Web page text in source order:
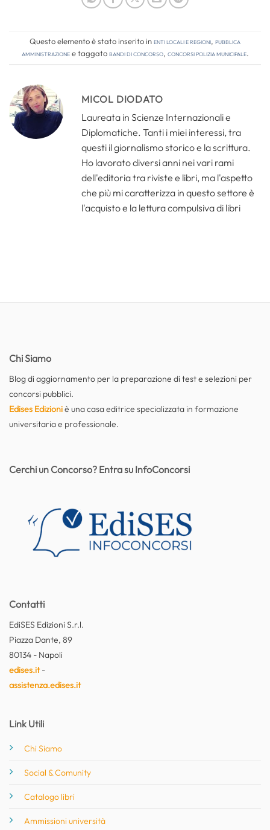
Questo elemento è stato inserito inEnti locali e regioni, Pubblica
amministrazionee taggatobandi di concorso, concorsi polizia municipale.
MICOL DIODATO
Laureata in Scienze Internazionali e
Diplomatiche. Tanti i miei interessi, tra
questi il giornalismo storico e la scrittura.
Ho lavorato diversi anni nei vari rami
dell'editoria tra riviste e libri, ma l'aspetto
che più mi caratterizza in questo settore è
l'acquisto e la lettura compulsiva di libri
Chi Siamo
Blog di aggiornamento per la preparazione di test e selezioni per
concorsi pubblici.
Edises Edizioniè una casa editrice specializzata in formazione
universitaria e professionale.
Contatti
EdiSES Edizioni S.r.l.
Piazza Dante, 89
80134 - Napoli
edises.it-
assistenza.edises.it
Link Utili
Chi Siamo
Social & Comunity
Catalogo libri
Ammissioni università
Cerchi un Concorso? Entra su InfoConcorsi